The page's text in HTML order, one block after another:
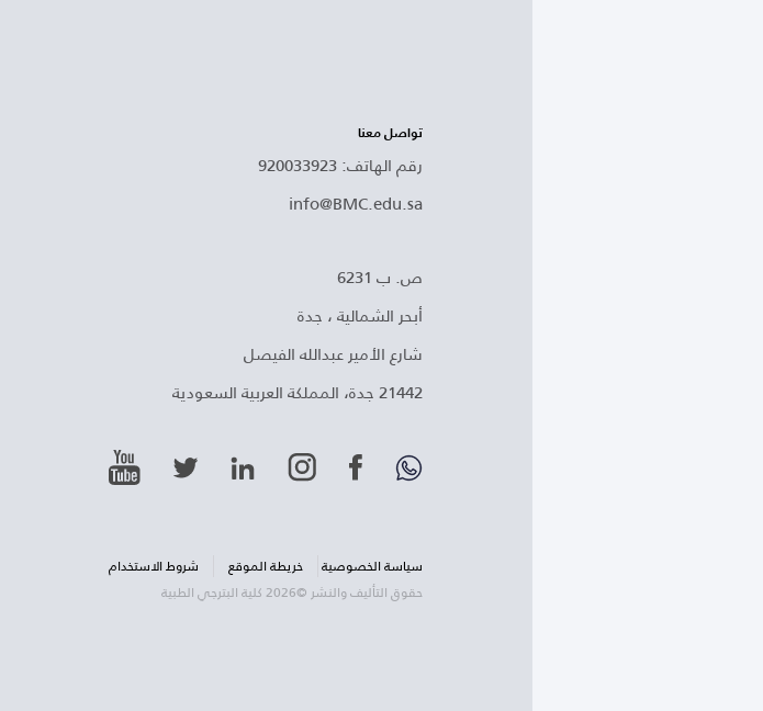
تواصل معنا
رقم الهاتف: 920033923
info@BMC.edu.sa
ص. ب 6231
أبحر الشمالية ، جدة
شارع الأمير عبدالله الفيصل
21442 جدة، المملكة العربية السعودية
سياسة الخصوصية خريطة الموقع
شروط الاستخدام
حقوق التأليف والنشر ©2026 كلية البترجي الطبية